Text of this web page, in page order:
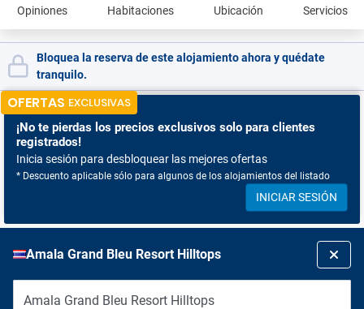
Opiniones Habitaciones Ubicación Servicios
Bloquea la reserva de este alojamiento ahora y quédate
tranquilo.
OFERTAS EXCLUSIVAS
¡No te pierdas los precios exclusivos solo para clientes
registrados!
Inicia sesión para desbloquear las mejores ofertas
* Descuento aplicable sólo para algunos de los alojamientos del listado
INICIAR SESIÓN
Amala Grand Bleu Resort Hilltops
Amala Grand Bleu Resort Hilltops